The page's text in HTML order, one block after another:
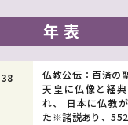
年 表
仏教公伝：百済の
天皇に仏像と経
れ、 日本に仏教が正式に伝来し
た※諸説あり、